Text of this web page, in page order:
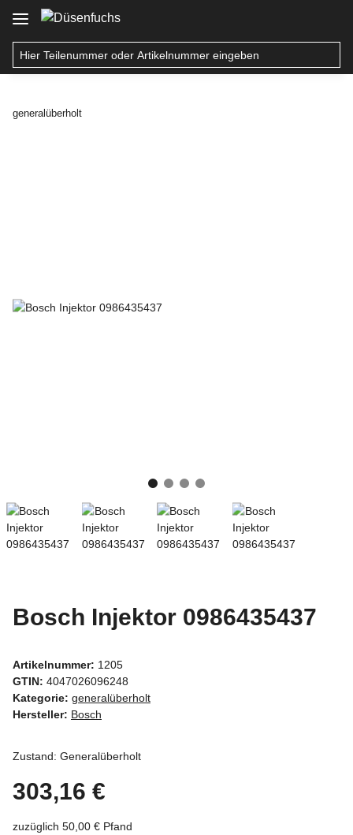
generalüberholt
Bosch Injektor 0986435437
Artikelnummer: 1205
GTIN: 4047026096248
Kategorie: generalüberholt
Hersteller: Bosch
Zustand: Generalüberholt
303,16 €
zuzüglich 50,00 € Pfand